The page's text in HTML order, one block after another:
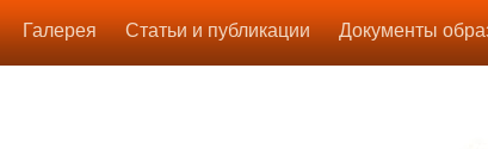
Галерея Статьи и публикации Документы